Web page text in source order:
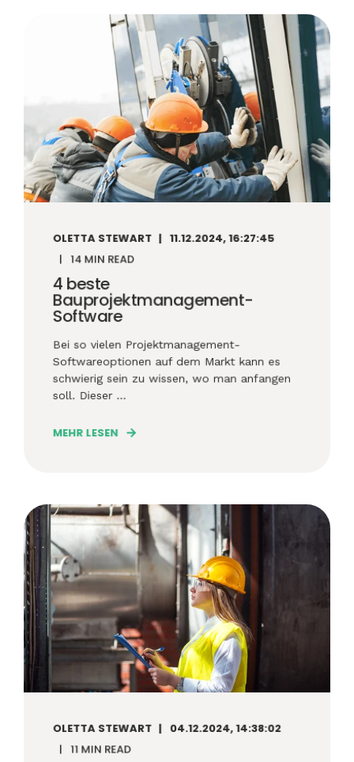
OLETTA STEWART
11.12.2024, 16:27:45
14 MIN READ
4 beste
Bauprojektmanagement-
Software
Bei so vielen Projektmanagement-
Softwareoptionen auf dem Markt kann es
schwierig sein zu wissen, wo man anfangen
soll. Dieser ...
MEHR LESEN
OLETTA STEWART
04.12.2024, 14:38:02
11 MIN READ